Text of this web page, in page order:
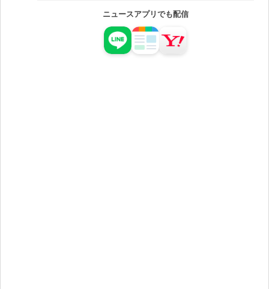
ニュースアプリでも配信